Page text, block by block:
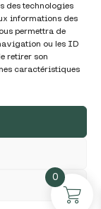
des technologies
informations des
permettra de
ou les ID
retirer son
caractéristiques
32
0